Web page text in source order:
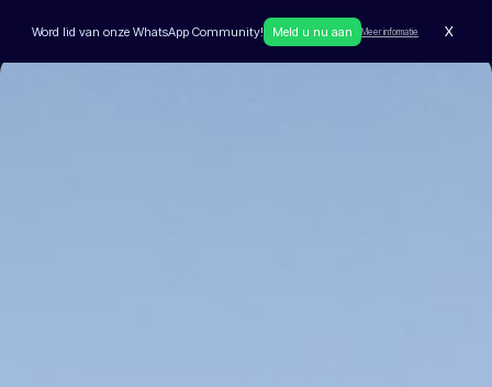
Word lid van onze WhatsApp Community! Meld u nu aan Meer informatie X